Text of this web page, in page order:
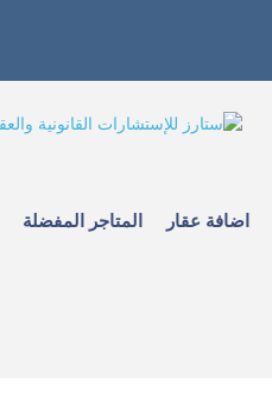
اضافة عقار المتاجر المفضلة